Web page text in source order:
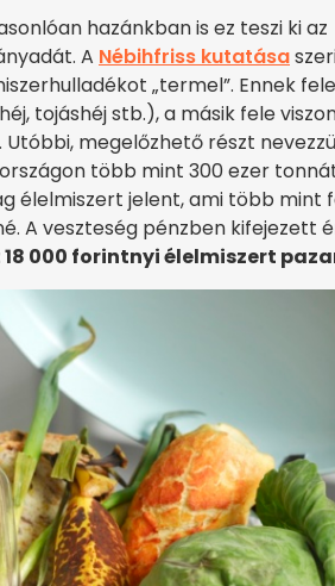
hazánkban is ez teszi ki az
A Nébihfriss kutatása
„termel”. Ennek
tojáshéj stb.), a másik fele
. Utóbbi, megelőzhető részt
több mint 300 ezer
élelmiszert jelent, ami több mint
A veszteség pénzben kifejezett
000 forintnyi élelmiszert